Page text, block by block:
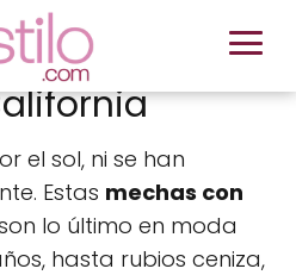
el sol, ni se han
Estas mechas con
lo último en moda
hasta rubios ceniza,